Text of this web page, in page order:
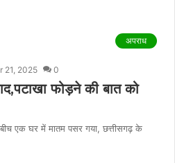
अपराध
21, 2025 0
फोड़ने की बात को
बीच एक घर में मातम पसर गया, छत्तीसगढ़ के